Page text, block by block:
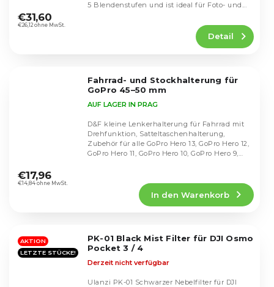
durchschnittliche
Produktbewertung
€26,12 ohne MwSt.
€31,60
Detail
5 Blendenstufen und ist ideal für Foto- und...
Fahrrad- und Stockhalterung für
GoPro 45–50 mm
durchschnittliche
Produktbewertung
Sternen.
AUF LAGER IN PRAG
€14,84 ohne MwSt.
€17,96
In den Warenkorb
D&F kleine Lenkerhalterung für Fahrrad mit
Drehfunktion, Satteltaschenhalterung,
Zubehör für alle GoPro Hero 13, GoPro Hero 12,
GoPro Hero 11, GoPro Hero 10, GoPro Hero 9,
AKTION
LETZTE STÜCKE!
PK-01 Black Mist Filter für DJI Osmo
Pocket 3 / 4
Derzeit nicht verfügbar
Ulanzi PK-01 Schwarzer Nebelfilter für DJI